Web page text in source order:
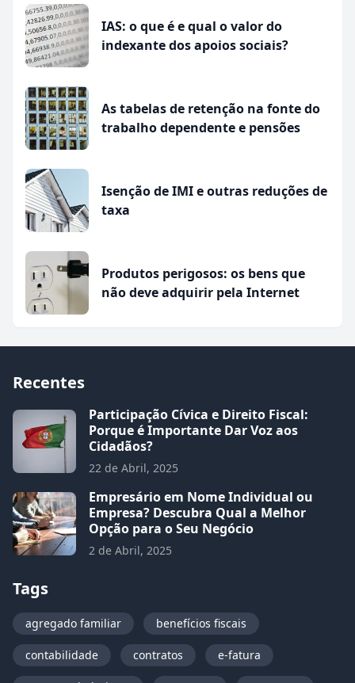
IAS: o que é e qual o valor do
indexante dos apoios sociais?
As tabelas de retenção na fonte do
trabalho dependente e pensões
Isenção de IMI e outras reduções de
taxa
Produtos perigosos: os bens que
não deve adquirir pela Internet
Recentes
Participação Cívica e Direito Fiscal:
Porque é Importante Dar Voz aos
Cidadãos?
22 de Abril, 2025
Empresário em Nome Individual ou
Empresa? Descubra Qual a Melhor
Opção para o Seu Negócio
2 de Abril, 2025
Tags
agregado familiar benefícios fiscais
contabilidade contratos e-fatura